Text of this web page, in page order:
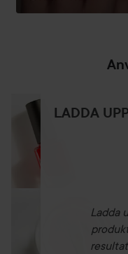
LADDA
Ladda